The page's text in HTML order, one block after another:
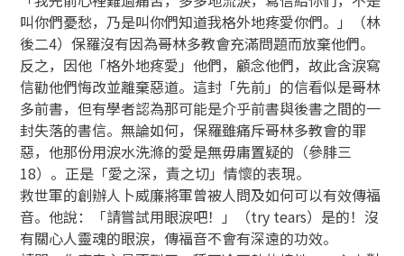
叫你們憂愁，乃是叫你們知道我格外地疼愛你們。」（林
後二4）保羅沒有因為哥林多教會充滿問題而放棄他們。
反之，因他「格外地疼愛」他們，顧念他們，故此含淚寫
信勸他們悔改並離棄惡道。這封「先前」的信看似是哥林
多前書，但有學者認為那可能是介乎前書與後書之間的一
封失落的書信。無論如何，保羅雖痛斥哥林多教會的罪
惡，他那份用淚水洗滌的愛是無毋庸置疑的（參腓三
18）。正是「愛之深，責之切」情懷的表現。
救世軍的創辦人卜威廉將軍曾被人問及如何可以有效傳福
音。他說：「請嘗試用眼淚吧！」（try tears）是的！沒
有關心人靈魂的眼淚，傳福音不會有深遠的功效。